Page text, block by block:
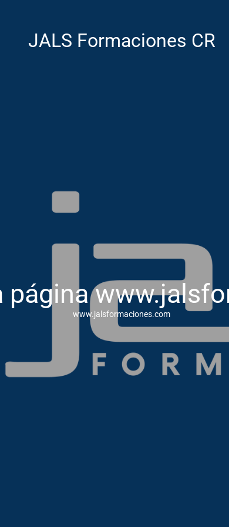
JALS Formaciones CR
página
www.jalsformaciones.com